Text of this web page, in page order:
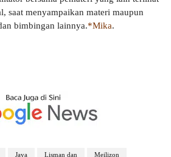
saat menyampaikan materi maupun
bimbingan lainnya.*Mika.
Jaya Lisman dan Meilizon